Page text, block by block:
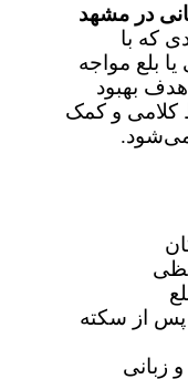
مشهد
مواجه
و کمک
از سکته